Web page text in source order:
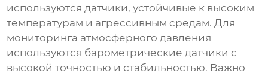
используются датчики, устойчивые к высоким
температурам и агрессивным средам. Для
мониторинга атмосферного давления
используются барометрическиедатчики с
высокой точностью и стабильностью. Важно